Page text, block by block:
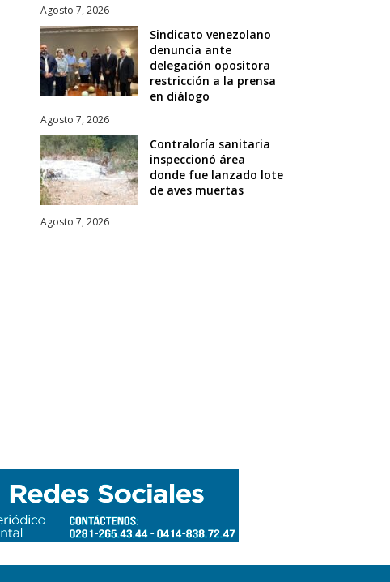
Agosto 7, 2026
Sindicato venezolano
denuncia ante
delegación opositora
restricción a la prensa
en diálogo
Agosto 7, 2026
Contraloría sanitaria
inspeccionó área
donde fue lanzado lote
de aves muertas
Agosto 7, 2026